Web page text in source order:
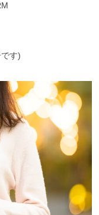
す)